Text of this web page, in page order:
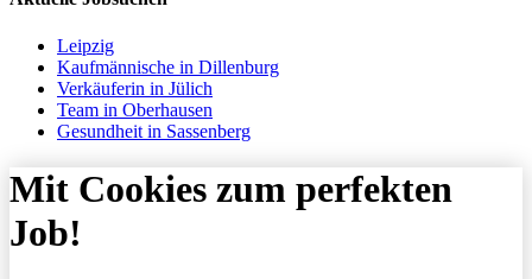
Leipzig
Kaufmännische in Dillenburg
Verkäuferin in Jülich
Team in Oberhausen
Gesundheit in Sassenberg
Mit Cookies zum perfekten
Job!